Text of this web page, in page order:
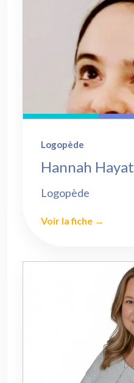
Logopède
Hannah Hayat
Logopède
Voir la fiche →